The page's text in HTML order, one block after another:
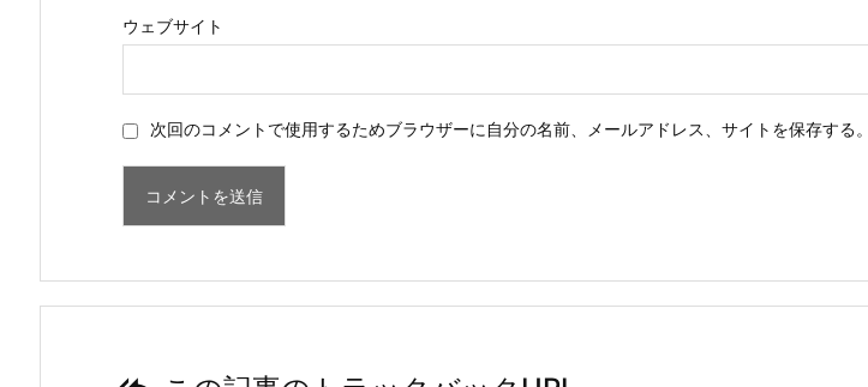
ウェブサイト
次回のコメントで使用するためブラウザーに自分の名前、メールアドレス、サイトを保存する。